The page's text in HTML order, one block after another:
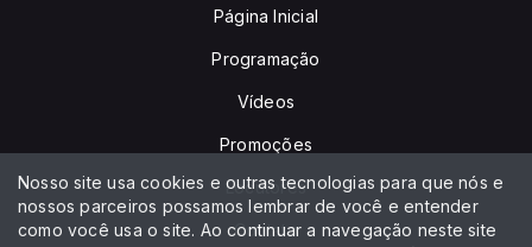
Página Inicial
Programação
Vídeos
Promoções
Locutores
Contato
Nosso site usa cookies e outras tecnologias para que nós e
nossos parceiros possamos lembrar de você e entender
como você usa o site. Ao continuar a navegação neste site